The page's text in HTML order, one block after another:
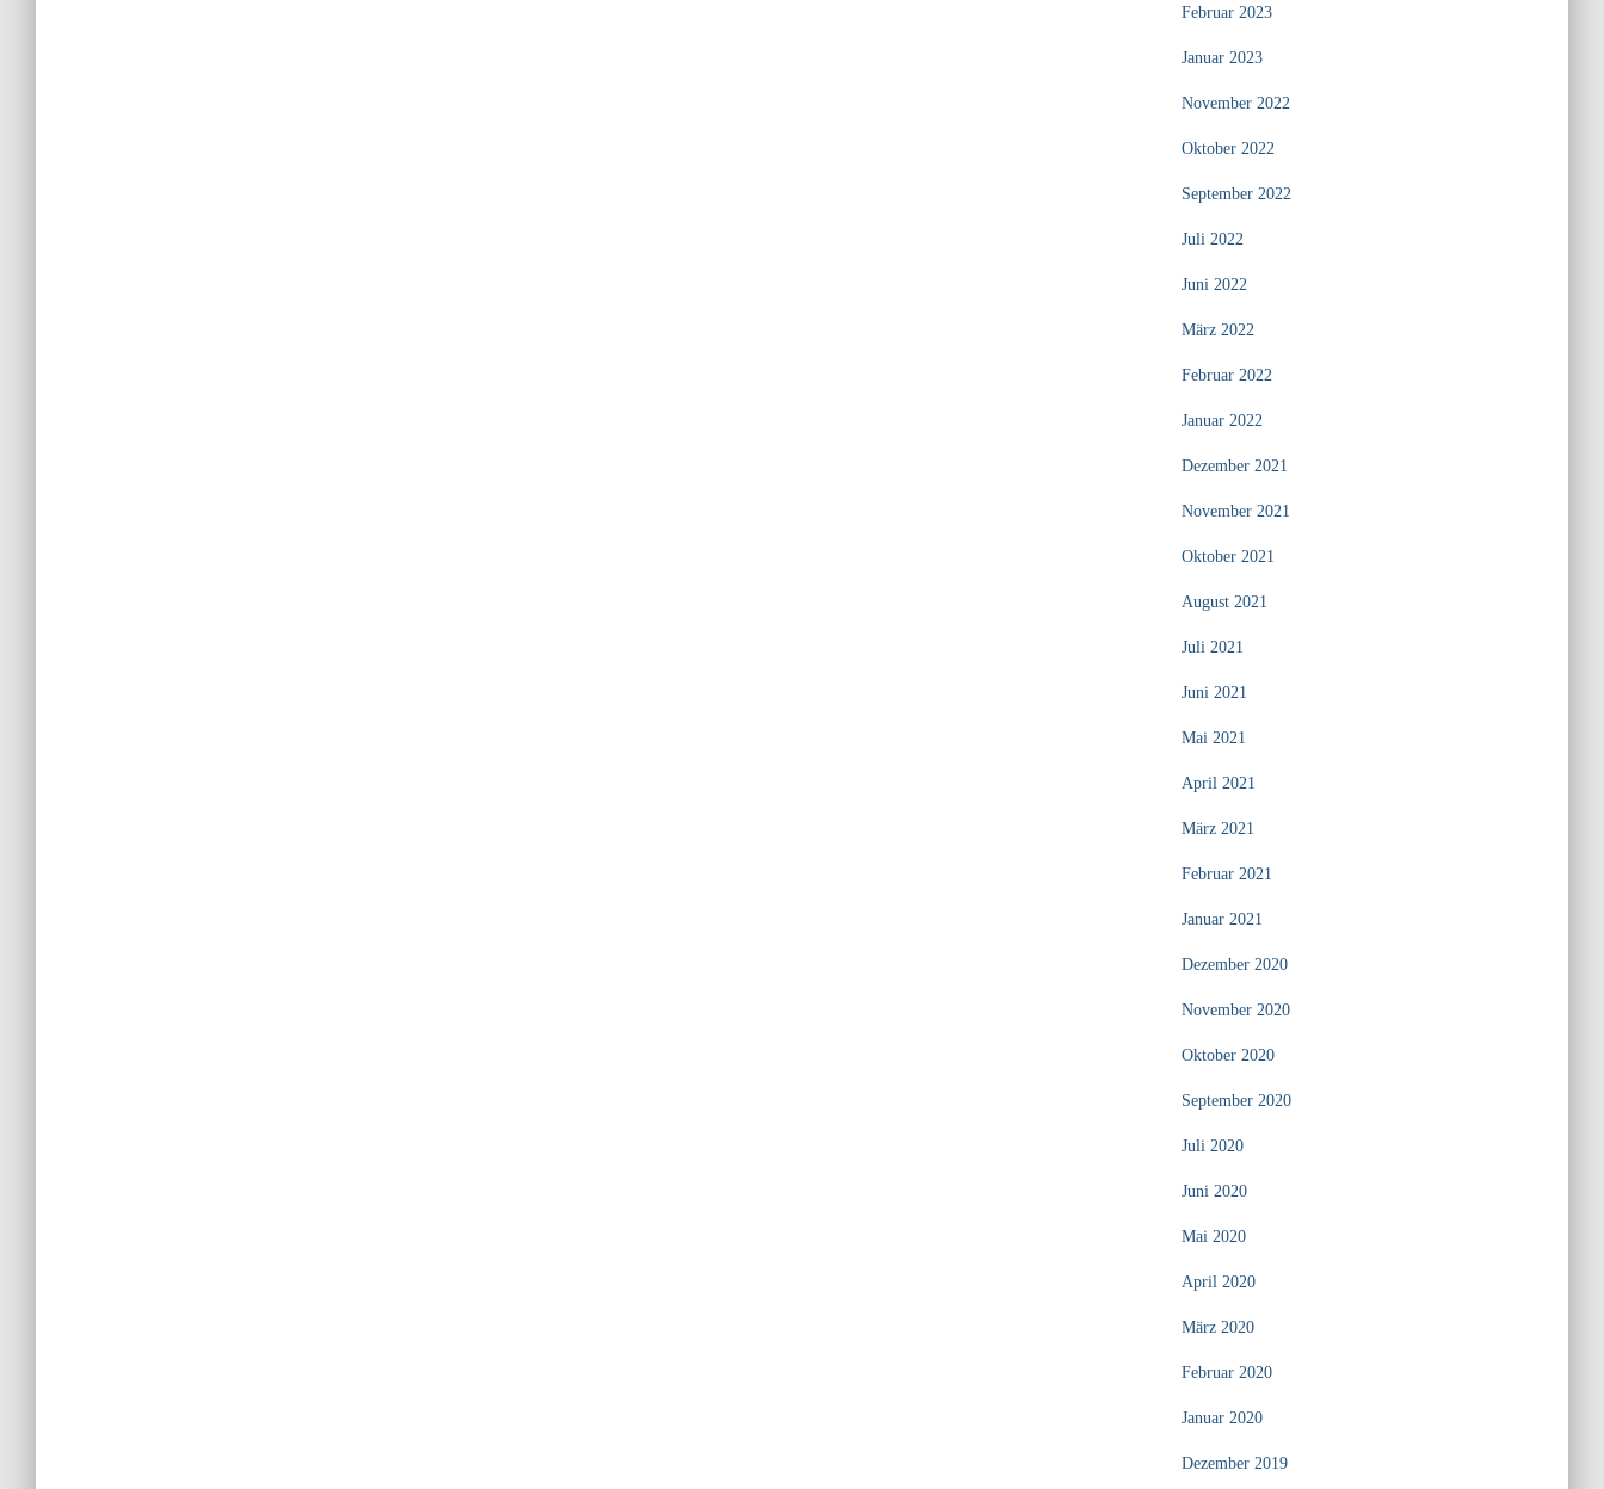
Februar 2023
Januar 2023
November 2022
Oktober 2022
September 2022
Juli 2022
Juni 2022
März 2022
Februar 2022
Januar 2022
Dezember 2021
November 2021
Oktober 2021
August 2021
Juli 2021
Juni 2021
Mai 2021
April 2021
März 2021
Februar 2021
Januar 2021
Dezember 2020
November 2020
Oktober 2020
September 2020
Juli 2020
Juni 2020
Mai 2020
April 2020
März 2020
Februar 2020
Januar 2020
Dezember 2019